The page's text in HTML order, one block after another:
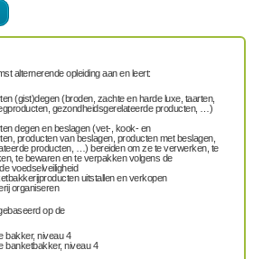
alternerende opleiding aan en leert:
(gist)degen (broden, zachte en harde luxe, taarten,
gezondheidsgerelateerde producten, …)
degen en beslagen (vet-, kook- en
producten van beslagen, producten met beslagen,
producten, …) bereiden om ze te verwerken, te
te bewaren en te verpakken volgens de
voedselveiligheid
uitstallen en verkopen
organiseren
op de
bakker, niveau 4
banketbakker, niveau 4